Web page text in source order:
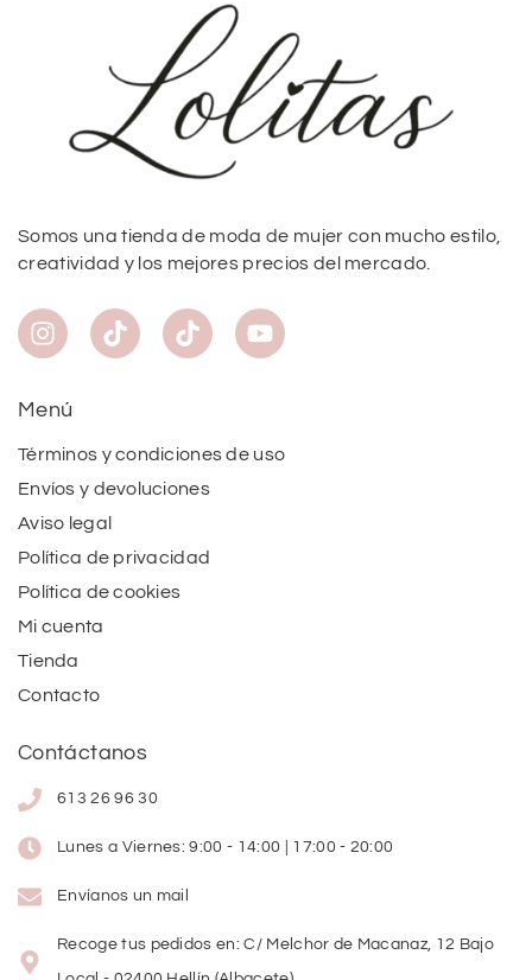
Somos una tienda de moda de mujer con mucho estilo,
creatividad y los mejores precios del mercado.
Menú
Términos y condiciones de uso
Envíos y devoluciones
Aviso legal
Política de privacidad
Política de cookies
Mi cuenta
Tienda
Contacto
Contáctanos
613 26 96 30
Lunes a Viernes: 9:00 - 14:00 | 17:00 - 20:00
Envíanos un mail
Recoge tus pedidos en: C/ Melchor de Macanaz, 12 Bajo